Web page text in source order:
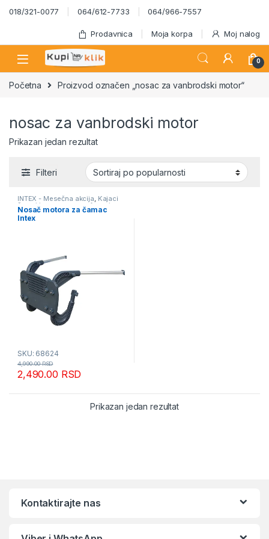
Skip to navigation
Skip to content
018/321-0077 064/612-7733 064/966-7557
Prodavnica Moja korpa Moj nalog
0
Početna Proizvod označen „nosac za vanbrodski motor“
nosac za vanbrodski motor
Prikazan jedan rezultat
Filteri
INTEX - Mesečna akcija, Kajaci
čamci i oprema za surfovanje
Nosač motora za čamac
Intex
SKU: 68624
2,490.00 RSD
4,990.00RSD
Prikazan jedan rezultat
Kontaktirajte nas